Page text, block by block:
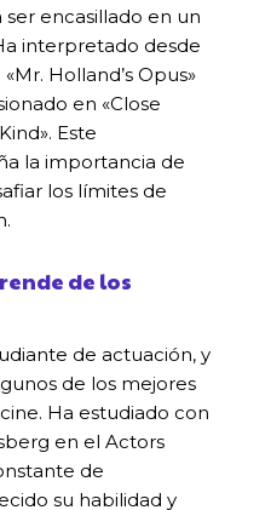
ser encasillado en un
interpretado desde
Holland’s Opus»
en «Close
Este
la importancia de
los límites de
de los
de actuación, y
de los mejores
Ha estudiado con
en el Actors
de
su habilidad y